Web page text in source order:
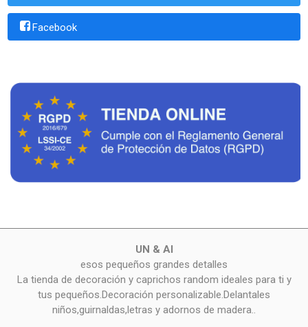
Facebook
UN & AI
esos pequeños grandes detalles
La tienda de decoración y caprichos random ideales para ti y
tus pequeños.Decoración personalizable.Delantales
niños,guirnaldas,letras y adornos de madera..